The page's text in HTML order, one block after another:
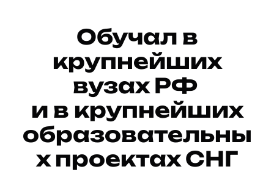
Обучал в
крупнейших
вузах РФ
и в крупнейших
образовательны
х проектах СНГ